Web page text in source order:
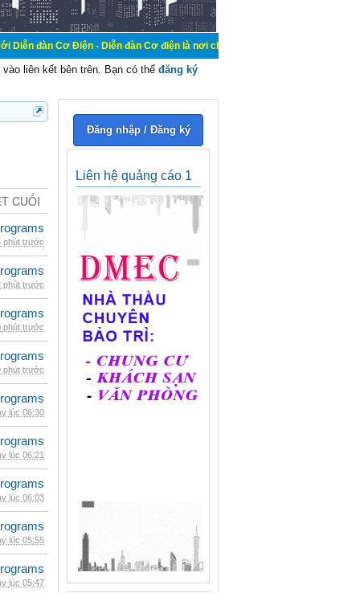
Điện - Diễn đàn Cơ điện là nơi chia sẽ kiến thức kinh nghiệm trong lãnh
liên kết bên trên. Bạn có thể đăng ký
CUỐI
phút trước
phút trước
phút trước
phút trước
lúc 06:30
lúc 06:21
lúc 06:03
lúc 05:55
lúc 05:47
Đăng nhập / Đăng ký
Liên hệ quảng cáo 1